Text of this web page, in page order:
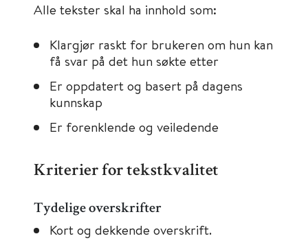
Alle tekster skal ha innhold som:
Klargjør raskt for brukeren om hun kan
få svar på det hun søkte etter
Er oppdatert og basert på dagens
kunnskap
Er forenklende og veiledende
Kriterier for tekstkvalitet
Tydelige overskrifter
Kort og dekkende overskrift.